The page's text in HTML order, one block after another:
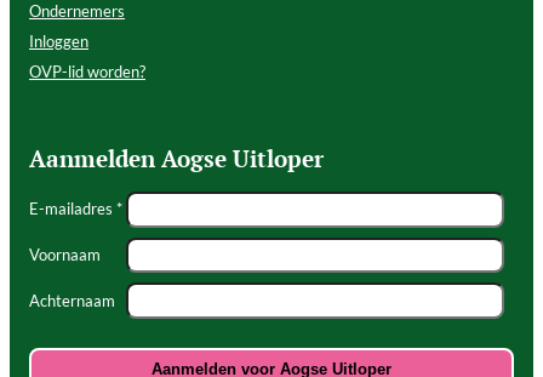
Ondernemers
Inloggen
OVP-lid worden?
Aanmelden Aogse Uitloper
E-mailadres *
Voornaam
Achternaam